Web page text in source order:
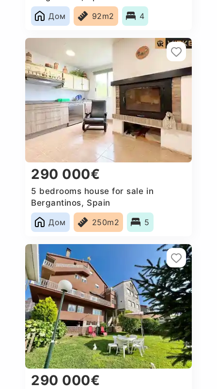
Дом
92m2 4
290 000€
5 bedrooms house for sale in
Bergantinos, Spain
Дом
250m2 5
290 000€